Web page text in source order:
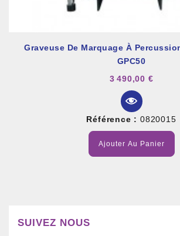
Graveuse De Marquage À
GPC50
3 490,00 €
Référence : 0820015
Ajouter Au Panier
SUIVEZ NOUS